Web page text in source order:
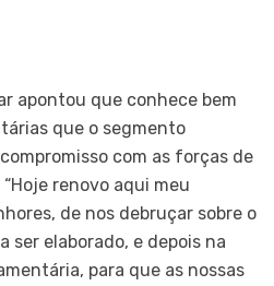
apontou que conhece bem
que o segmento
com as forças de
renovo aqui meu
de nos debruçar sobre o
ser elaborado, e depois na
para que as nossas